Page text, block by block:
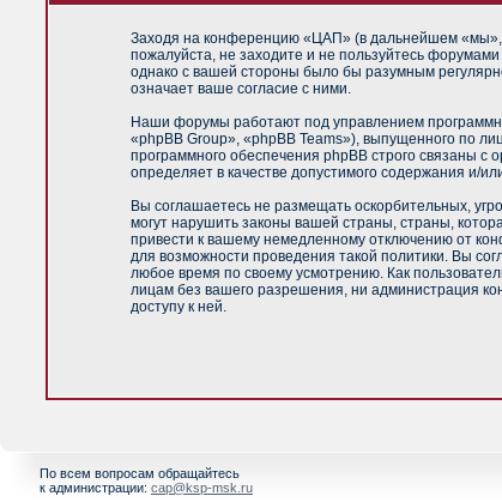
Заходя на конференцию «ЦАП» (в дальнейшем «мы»,
пожалуйста, не заходите и не пользуйтесь
однако с вашей стороны было бы разумным
означает ваше согласие с ними.
Наши форумы работают под управлением
«phpBB Group», «phpBB Teams»), выпущенного по
программного обеспечения phpBB строго связаны
определяет в качестве допустимого содержания и/
Вы соглашаетесь не размещать оскорбительных,
могут нарушить законы вашей страны, страны,
привести к вашему немедленному отключению от
для возможности проведения такой политики. Вы
любое время по своему усмотрению. Как
лицам без вашего разрешения, ни администрация
доступу к ней.
По всем вопросам обращайтесь
к администрации: cap@ksp-msk.ru